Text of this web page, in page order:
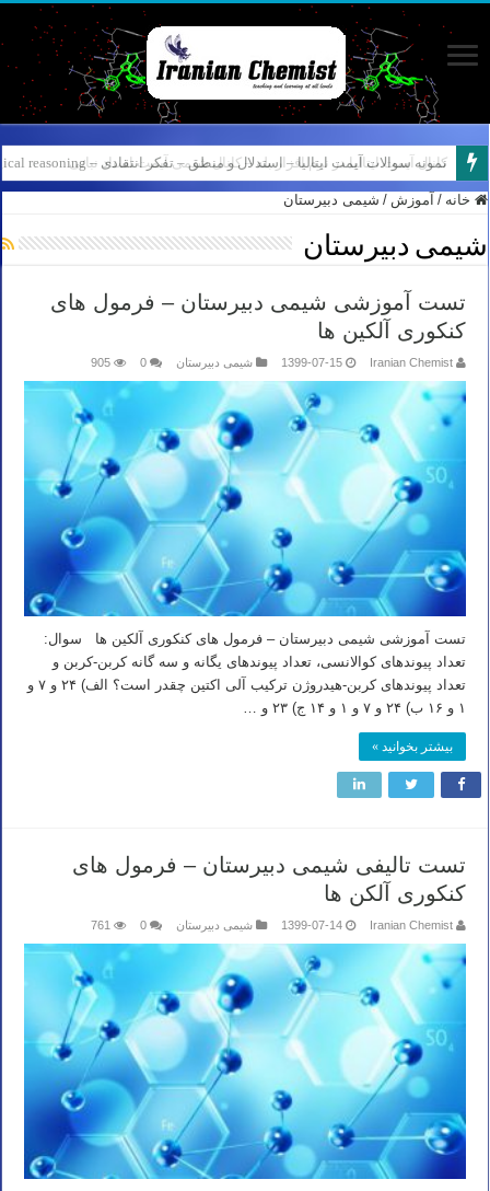
کانال آیمت ایتالیا در نرم افزار بله – کانال شیمی آیمت استاد نباتی
خانه / آموزش / شیمی دبیرستان
شیمی دبیرستان
تست آموزشی شیمی دبیرستان – فرمول های
کنکوری آلکین ها
Iranian Chemist
1399-07-15 شیمی دبیرستان 0
905
تست آموزشی شیمی دبیرستان – فرمول های کنکوری آلکین ها سوال:
تعداد پیوندهای کوالانسی، تعداد پیوندهای یگانه و سه گانه کربن-کربن و
تعداد پیوندهای کربن-هیدروژن ترکیب آلی اکتین چقدر است؟ الف) ۲۴ و ۷ و
۱ و ۱۶ ب) ۲۴ و ۷ و ۱ و ۱۴ ج) ۲۳ و …
بیشتر بخوانید »
تست تالیفی شیمی دبیرستان – فرمول های
کنکوری آلکن ها
Iranian Chemist
1399-07-14 شیمی دبیرستان 0
761